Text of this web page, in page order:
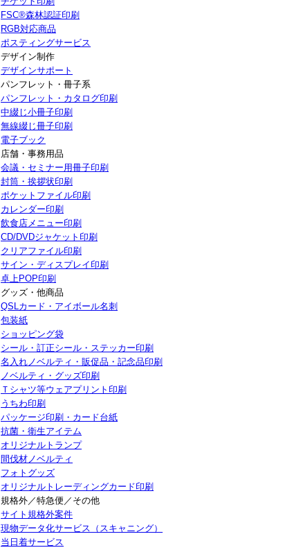
FSC®森林認証印刷
RGB対応商品
ポスティングサービス
デザイン制作
デザインサポート
パンフレット・冊子系
パンフレット・カタログ印刷
中綴じ小冊子印刷
無線綴じ冊子印刷
電子ブック
店舗・事務用品
会議・セミナー用冊子印刷
封筒・挨拶状印刷
ポケットファイル印刷
カレンダー印刷
飲食店メニュー印刷
CD/DVDジャケット印刷
クリアファイル印刷
サイン・ディスプレイ印刷
卓上POP印刷
グッズ・他商品
QSLカード・アイボール名刺
包装紙
ショッピング袋
シール・訂正シール・ステッカー印刷
名入れノベルティ・販促品・記念品印刷
ノベルティ・グッズ印刷
Ｔシャツ等ウェアプリント印刷
うちわ印刷
パッケージ印刷・カード台紙
抗菌・衛生アイテム
オリジナルトランプ
間伐材ノベルティ
フォトグッズ
オリジナルトレーディングカード印刷
規格外／特急便／その他
サイト規格外案件
現物データ化サービス（スキャニング）
当日着サービス